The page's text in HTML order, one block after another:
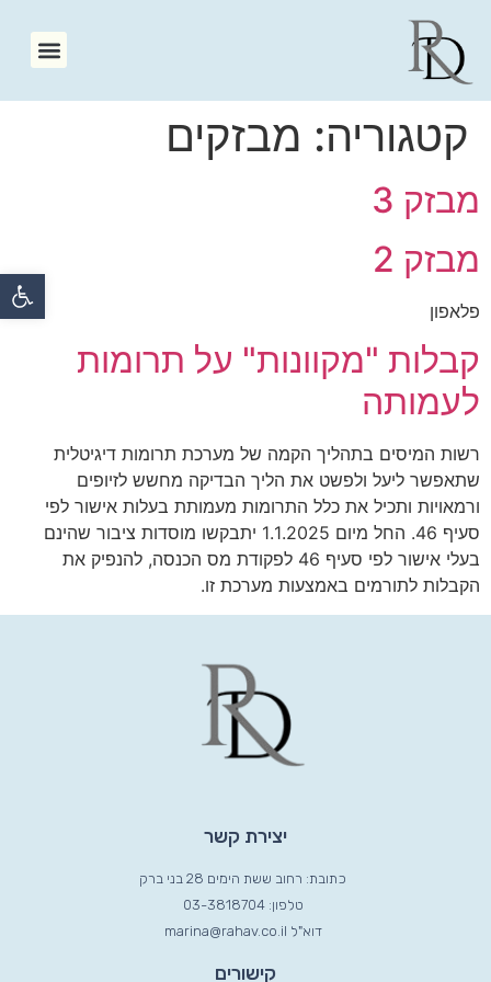
פתח
קטגוריה: מבזקים
מבזק 3
מבזק 2
פלאפון
קבלות "מקוונות" על תרומות
לעמותה
רשות המיסים בתהליך הקמה של מערכת תרומות דיגיטלית
שתאפשר ליעל ולפשט את הליך הבדיקה מחשש לזיופים
ורמאויות ותכיל את כלל התרומות מעמותת בעלות אישור לפי
סעיף 46. החל מיום 1.1.2025 יתבקשו מוסדות ציבור שהינם
בעלי אישור לפי סעיף 46 לפקודת מס הכנסה, להנפיק את
הקבלות לתורמים באמצעות מערכת זו.
יצירת קשר
כתובת: רחוב ששת הימים 28 בני ברק
טלפון: 03-3818704
דוא"ל marina@rahav.co.il
קישורים